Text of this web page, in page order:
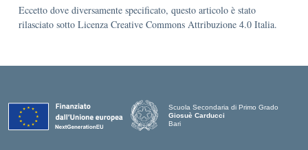
Eccetto dove diversamente specificato, questo articolo è stato
rilasciato sotto Licenza Creative Commons Attribuzione 4.0 Italia.
Scuola Secondaria di Primo Grado
Giosuè Carducci
Bari